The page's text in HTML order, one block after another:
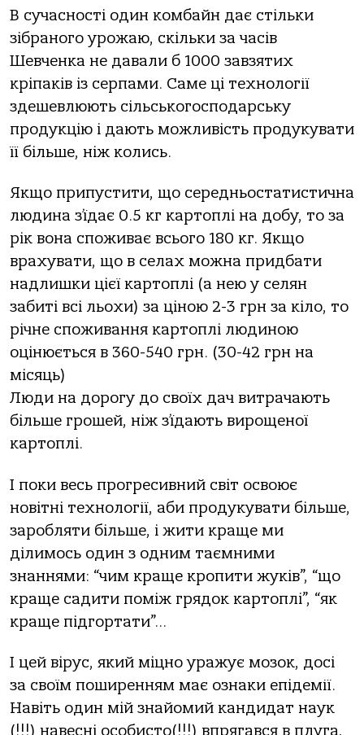
В сучасності один комбайн дає стільки
зібраного урожаю, скільки за часів
Шевченка не давали б 1000 завзятих
кріпаків із серпами. Саме ці технології
здешевлюють сільськогосподарську
продукцію і дають можливість продукувати
її більше, ніж колись.
Якщо припустити, що середньостатистична
людина з’їдає 0.5 кг картоплі на добу, то за
рік вона споживає всього 180 кг. Якщо
врахувати, що в селах можна придбати
надлишки цієї картоплі (а нею у селян
забиті всі льохи) за ціною 2-3 грн за кіло, то
річне споживання картоплі людиною
оцінюється в 360-540 грн. (30-42 грн на
місяць)
Люди на дорогу до своїх дач витрачають
більше грошей, ніж з’їдають вирощеної
картоплі.
І поки весь прогресивний світ освоює
новітні технології, аби продукувати більше,
заробляти більше, і жити краще ми
ділимось один з одним таємними
знаннями: “чим краще кропити жуків”, “що
краще садити поміж грядок картоплі”, “як
краще підгортати”…
І цей вірус, який міцно уражує мозок, досі
за своїм поширенням має ознаки епідемії.
Навіть один мій знайомий кандидат наук
(!!!) навесні особисто(!!!) впрягався в плуга,